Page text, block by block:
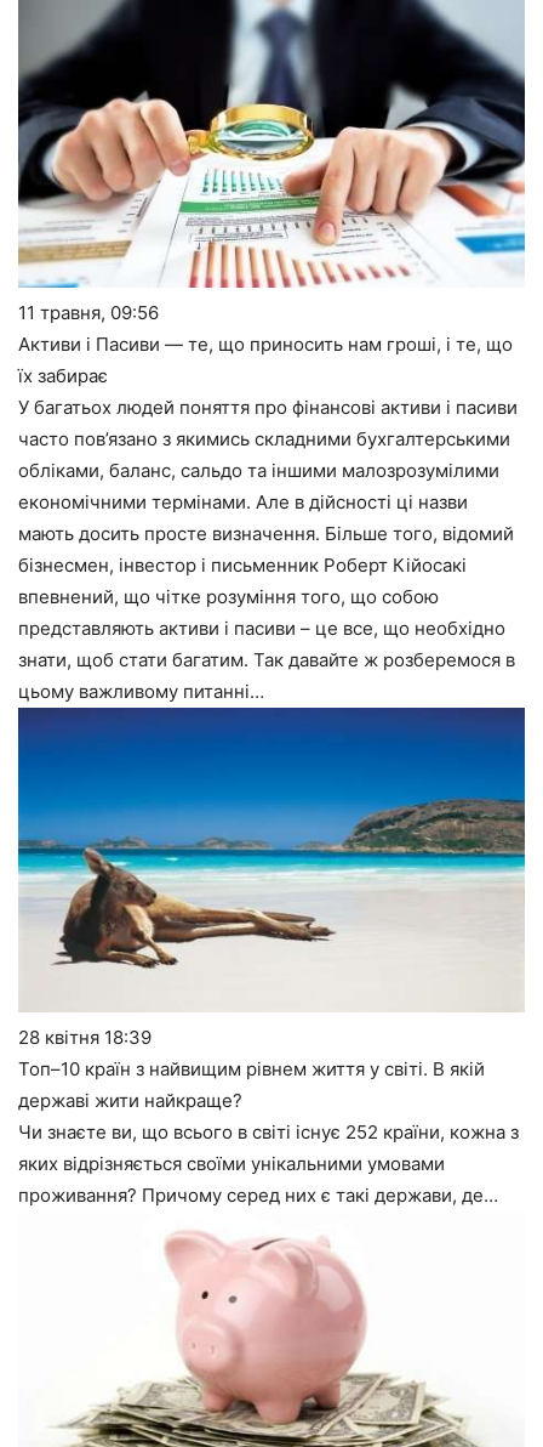
11 травня, 09:56
Активи і Пасиви — те, що приносить нам гроші, і те, що
їх забирає
У багатьох людей поняття про фінансові активи і пасиви
часто пов’язано з якимись складними бухгалтерськими
обліками, баланс, сальдо та іншими малозрозумілими
економічними термінами. Але в дійсності ці назви
мають досить просте визначення. Більше того, відомий
бізнесмен, інвестор і письменник Роберт Кійосакі
впевнений, що чітке розуміння того, що собою
представляють активи і пасиви – це все, що необхідно
знати, щоб стати багатим. Так давайте ж розберемося в
цьому важливому питанні…
28 квітня 18:39
Топ–10 країн з найвищим рівнем життя у світі. В якій
державі жити найкраще?
Чи знаєте ви, що всього в світі існує 252 країни, кожна з
яких відрізняється своїми унікальними умовами
проживання? Причому серед них є такі держави, де…